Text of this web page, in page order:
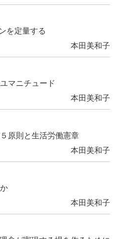
を定量する
本田美和子
マニチュード
本田美和子
原則と生活労働憲章
本田美和子
本田美和子